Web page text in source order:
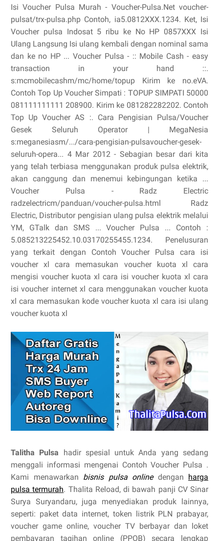
Isi Voucher Pulsa Murah - Voucher-Pulsa.Net voucher-
pulsat/trx-pulsa.php Contoh, ia5.0812XXX.1234. Ket, Isi
Voucher pulsa Indosat 5 ribu ke No HP 0857XXX Isi
Ulang Langsung Isi ulang kembali dengan nominal sama
dan ke no HP ... Voucher Pulsa - :: Mobile Cash - easy
transaction in your hand ::.
s:mcmobilecashm/mc/home/topup Kirim ke no.eVA.
Contoh Top Up Voucher Simpati : TOPUP SIMPATI 50000
081111111111 208900. Kirim ke 081282282202. Contoh
Top Up Voucher AS :. Cara Pengisian Pulsa/Voucher
Gesek Seluruh Operator | MegaNesia
s:meganesiasm/.../cara-pengisian-pulsavoucher-gesek-
seluruh-opera... 4 Mar 2012 - Sebagian besar dari kita
yang telah terbiasa menggunakan produk pulsa elektrik,
akan canggung dan menemui kebingungan ketika ...
Voucher Pulsa - Radz Electric
radzelectricm/panduan/voucher-pulsa.html Radz
Electric, Distributor pengisian ulang pulsa elektrik melalui
YM, GTalk dan SMS ... Voucher Pulsa ... Contoh :
5.085213225452.10.03170255455.1234. Penelusuran
yang terkait dengan Contoh Voucher Pulsa cara isi
voucher xl cara memasukan voucher kuota xl cara
mengisi voucher kuota xl cara isi voucher kuota xl cara
isi voucher internet xl cara menggunakan voucher kuota
xl cara memasukan kode voucher kuota xl cara isi ulang
voucher kuota xl
Talitha Pulsa hadir spesial untuk Anda yang sedang
menggali informasi mengenai Contoh Voucher Pulsa .
Kami menawarkan bisnis pulsa onlinedengan harga
pulsa termurah. Thalita Reload, di bawah panji CV Sinar
Surya Suryandaru, juga menyediakan produk lainnya,
seperti: paket data internet, token listrik PLN prabayar,
voucher game online, voucher TV berbayar dan loket
pembayaran tagihan online (PPOB) secara lengkap